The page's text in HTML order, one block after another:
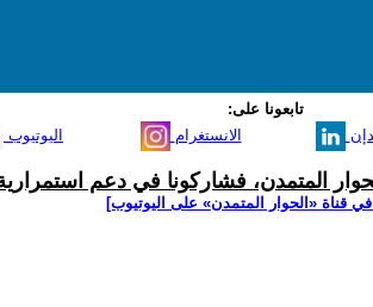
تابعونا على:
اليوتيوب الانستغرام
المتمدن، فشاركونا في دعم
قناة ‫«الحوار المتمدن» على اليوتيوب]